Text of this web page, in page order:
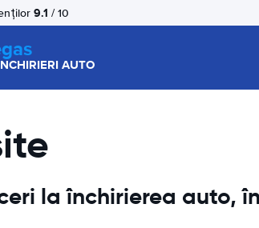
9.1 / 10
AUTO
la închirierea auto,